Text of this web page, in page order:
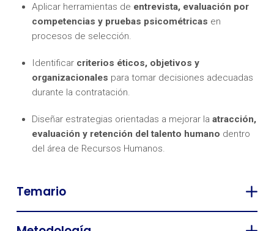
Aplicar herramientas de entrevista, evaluación por
competencias y pruebas psicométricas en
procesos de selección.
Identificar criterios éticos, objetivos y
organizacionales para tomar decisiones adecuadas
durante la contratación.
Diseñar estrategias orientadas a mejorar laatracción,
evaluación y retención del talento humano dentro
del área de Recursos Humanos.
Temario